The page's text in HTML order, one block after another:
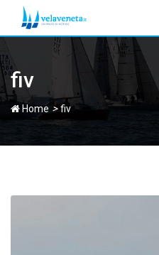
fiv
Home >fiv